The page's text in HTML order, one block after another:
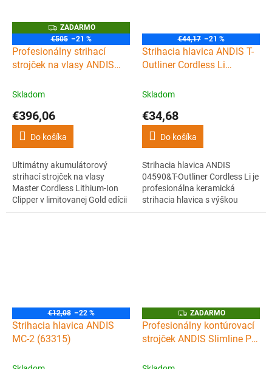
Z
A
D
A
R
M
ZADARMO
€505 –21 %
Profesionálny strihací
strojček na vlasy ANDIS
Skladom
€396,06
Do košíka
Ultimátny akumulátorový
strihací strojček na vlasy
Master Cordless Lithium-Ion
Clipper v limitovanej Gold edícii
od obľúbenej americkej značky
€44,17 –21 %
Strihacia hlavica ANDIS T-
Outliner Cordless Li
Skladom
€34,68
Do košíka
Strihacia hlavica ANDIS
04590&T-Outliner Cordless Li je
profesionálna keramická
strihacia hlavica s výškou
strihu 0,4 mm kompatibilná s
€12,08 –22 %
Strihacia hlavica ANDIS
MC-2 (63315)
Z
A
D
A
ZADARMO
Profesionálny kontúrovací
strojček ANDIS Slimline Pro